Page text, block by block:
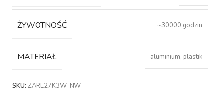
ŻYWOTNOŚĆ ~30000 godzin
MATERIAŁ aluminium, plastik
SKU:ZARE27K3W_NW